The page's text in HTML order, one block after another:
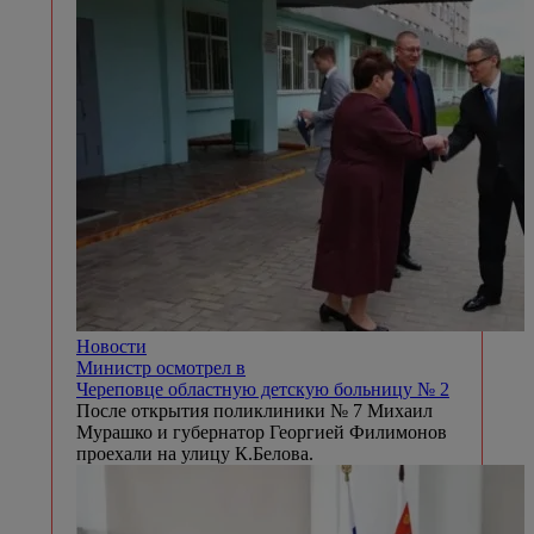
Новости
Министр осмотрел в
Череповце областную детскую больницу № 2
После открытия поликлиники № 7 Михаил
Мурашко и губернатор Георгией Филимонов
проехали на улицу К.Белова.